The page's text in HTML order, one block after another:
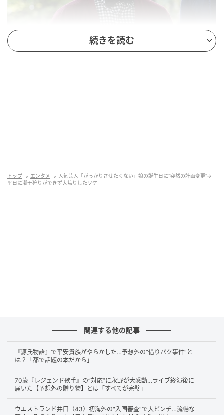
仕事を休むのを躊躇していたものの偶然休みになっ
た、引き寄せたと喜びます。潮干狩りも計画していた
そうですが、平日に潮干狩りをできる場所が見つから
ず焦ってしまったと話します。
事前に海に行くと伝えていてテンションが上がってい
る娘を見て、「がっかりさせたくない」と酒井さんは
続きを読む
トップ エンタメ
人気芸人「がっかりさせたくない」娘の誕生日に“突然の計画変更”→
平日に潮干狩りができず大焦りしたワケ
関連する他の記事
『源氏物語』で平安貴族がやらかした…予想外の“借りパク事件”と
は？「都で話題の本だから」
70歳『レジェンド歌手』の“対応”に永野が大感動…ライブ終演後に
届いた【予想外の贈り物】とは「すべてが完璧」
ウエストランド井口（43）初海外の″入国審査”で大ピンチ…流暢な